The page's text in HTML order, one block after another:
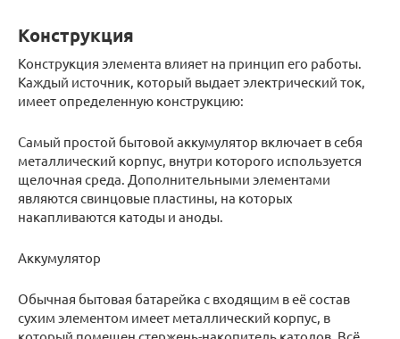
Конструкция
Конструкция элемента влияет на принцип его работы.
Каждый источник, который выдает электрический ток,
имеет определенную конструкцию:
Самый простой бытовой аккумулятор включает в себя
металлический корпус, внутри которого используется
щелочная среда. Дополнительными элементами
являются свинцовые пластины, на которых
накапливаются катоды и аноды.
Аккумулятор
Обычная бытовая батарейка с входящим в её состав
сухим элементом имеет металлический корпус, в
который помещен стержень-накопитель катодов. Всё